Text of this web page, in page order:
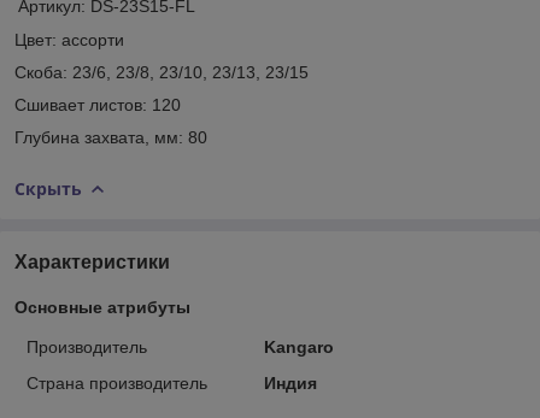
Артикул: DS-23S15-FL
Цвет: ассорти
Скоба: 23/6, 23/8, 23/10, 23/13, 23/15
Сшивает листов: 120
Глубина захвата, мм: 80
Скрыть
Характеристики
Основные атрибуты
Производитель
Kangaro
Страна производитель
Индия